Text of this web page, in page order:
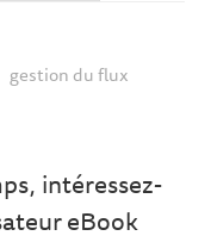
gestion du flux
intéressez-
eBook